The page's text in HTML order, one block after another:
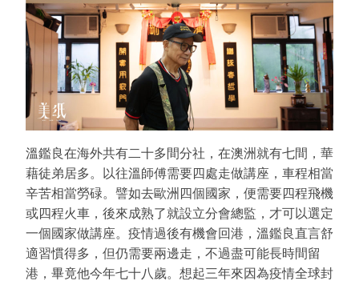
溫鑑良在海外共有二十多間分社，在澳洲就有七間，華
藉徒弟居多。以往溫師傅需要四處走做講座，車程相當
辛苦相當勞碌。譬如去歐洲四個國家，便需要四程飛機
或四程火車，後來成熟了就設立分會總監，才可以選定
一個國家做講座。疫情過後有機會回港，溫鑑良直言舒
適習慣得多，但仍需要兩邊走，不過盡可能長時間留
港，畢竟他今年七十八歲。想起三年來因為疫情全球封